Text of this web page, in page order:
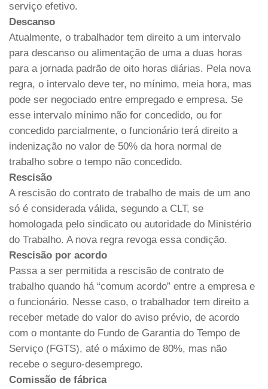
serviço efetivo.
Descanso
Atualmente, o trabalhador tem direito a um intervalo
para descanso ou alimentação de uma a duas horas
para a jornada padrão de oito horas diárias. Pela nova
regra, o intervalo deve ter, no mínimo, meia hora, mas
pode ser negociado entre empregado e empresa. Se
esse intervalo mínimo não for concedido, ou for
concedido parcialmente, o funcionário terá direito a
indenização no valor de 50% da hora normal de
trabalho sobre o tempo não concedido.
Rescisão
A rescisão do contrato de trabalho de mais de um ano
só é considerada válida, segundo a CLT, se
homologada pelo sindicato ou autoridade do Ministério
do Trabalho. A nova regra revoga essa condição.
Rescisão por acordo
Passa a ser permitida a rescisão de contrato de
trabalho quando há “comum acordo” entre a empresa e
o funcionário. Nesse caso, o trabalhador tem direito a
receber metade do valor do aviso prévio, de acordo
com o montante do Fundo de Garantia do Tempo de
Serviço (FGTS), até o máximo de 80%, mas não
recebe o seguro-desemprego.
Comissão de fábrica